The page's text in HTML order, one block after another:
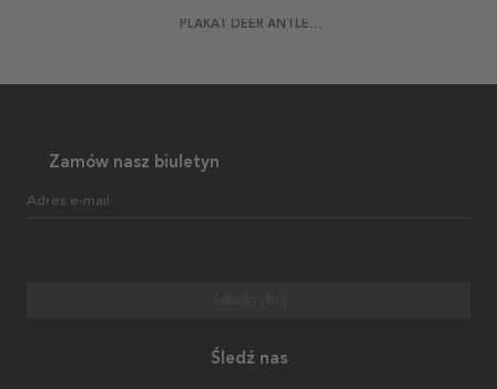
PLAKAT DEER ANTLERS
Zamów nasz biuletyn
Adres e-mail
Śledź nas